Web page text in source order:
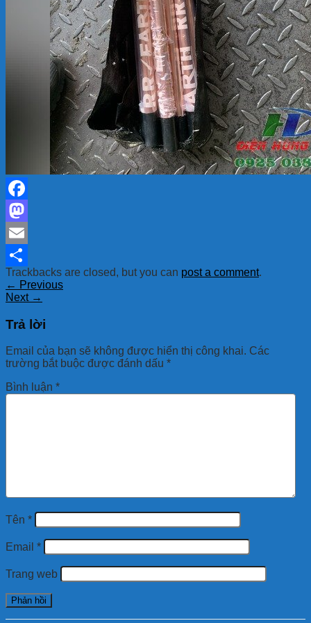
Facebook
Mastodon
Email
Share
Trackbacks are closed, but you can post a comment.
← Previous
Next →
Trả lời
Email của bạn sẽ không được hiển thị công khai. Các
trường bắt buộc được đánh dấu *
Bình luận *
Tên *
Email *
Trang web